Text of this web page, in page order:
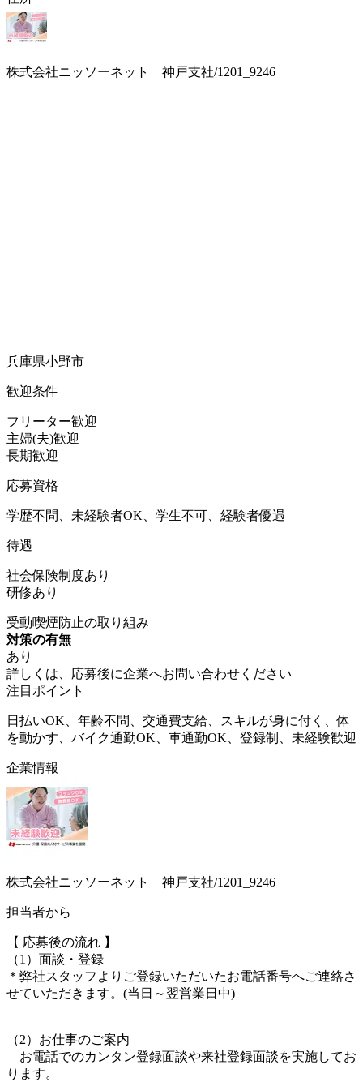
株式会社ニッソーネット 神戸支社/1201_9246
兵庫県小野市
歓迎条件
フリーター歓迎
主婦(夫)歓迎
長期歓迎
応募資格
学歴不問、未経験者OK、学生不可、経験者優遇
待遇
社会保険制度あり
研修あり
受動喫煙防止の取り組み
対策の有無
あり
詳しくは、応募後に企業へお問い合わせください
注目ポイント
日払いOK、年齢不問、交通費支給、スキルが身に付く、体
を動かす、バイク通勤OK、車通勤OK、登録制、未経験歓迎
企業情報
株式会社ニッソーネット 神戸支社/1201_9246
担当者から
【 応募後の流れ 】
（1）面談・登録
＊弊社スタッフよりご登録いただいたお電話番号へご連絡さ
せていただきます。(当日～翌営業日中)
（2）お仕事のご案内
お電話でのカンタン登録面談や来社登録面談を実施してお
ります。